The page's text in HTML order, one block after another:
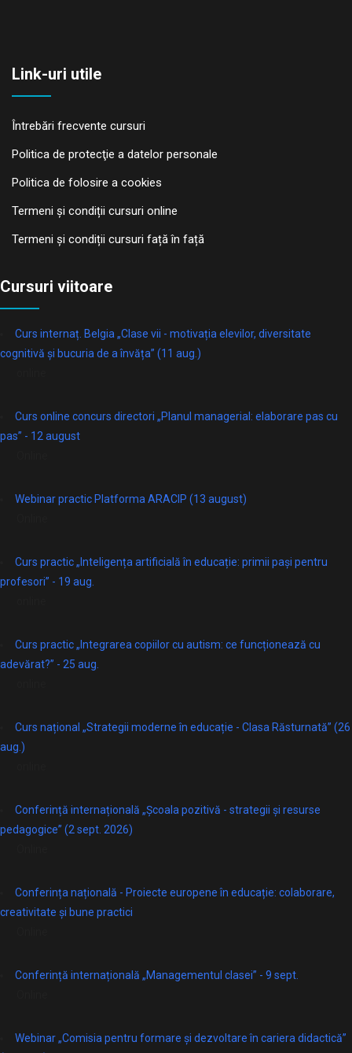
Link-uri utile
Întrebări frecvente cursuri
Politica de protecţie a datelor personale
Politica de folosire a cookies
Termeni și condiții cursuri online
Termeni și condiții cursuri față în față
Cursuri viitoare
Curs internaț. Belgia „Clase vii - motivația elevilor, diversitate
cognitivă și bucuria de a învăța” (11 aug.)
Curs online concurs directori „Planul managerial: elaborare pas cu
pas” - 12 august
Webinar practic Platforma ARACIP (13 august)
Curs practic „Inteligența artificială în educație: primii pași pentru
profesori” - 19 aug.
Curs practic „Integrarea copiilor cu autism: ce funcționează cu
adevărat?” - 25 aug.
Curs național „Strategii moderne în educație - Clasa Răsturnată” (26
aug.)
Conferință internațională „Școala pozitivă - strategii și resurse
pedagogice” (2 sept. 2026)
Conferința națională - Proiecte europene în educație: colaborare,
creativitate și bune practici
Conferință internațională „Managementul clasei” - 9 sept.
Webinar „Comisia pentru formare și dezvoltare în cariera didactică”